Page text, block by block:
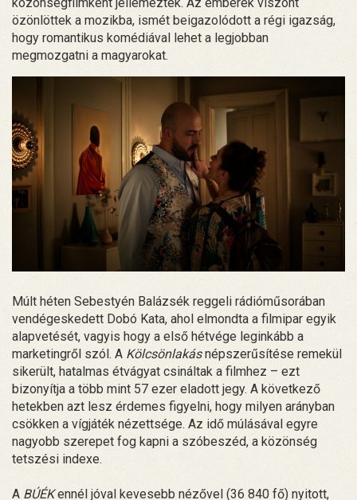
özönlöttek a mozikba, ismét beigazolódott a régi igazság,
hogy romantikus komédiával lehet a legjobban
megmozgatni a magyarokat.
Múlt héten Sebestyén Balázsék reggeli rádióműsorában
vendégeskedett Dobó Kata, ahol elmondta a filmipar egyik
alapvetését, vagyis hogy a első hétvége leginkább a
marketingről szól. A Kölcsönlakásnépszerűsítése remekül
sikerült, hatalmas étvágyat csináltak a filmhez – ezt
bizonyítja a több mint 57 ezer eladott jegy. A következő
hetekben azt lesz érdemes figyelni, hogy milyen arányban
csökken a vígjáték nézettsége. Az idő múlásával egyre
nagyobb szerepet fog kapni a szóbeszéd, a közönség
tetszési indexe.
A BÚÉKennél jóval kevesebb nézővel (36 840 fő) nyitott,